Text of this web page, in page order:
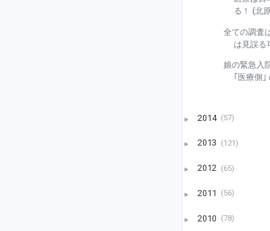
る！ (北
全ての調査
は見誤る
娘の緊急入
｢医療側｣
► 2014 (57)
► 2013 (121)
► 2012 (65)
► 2011 (56)
► 2010 (78)